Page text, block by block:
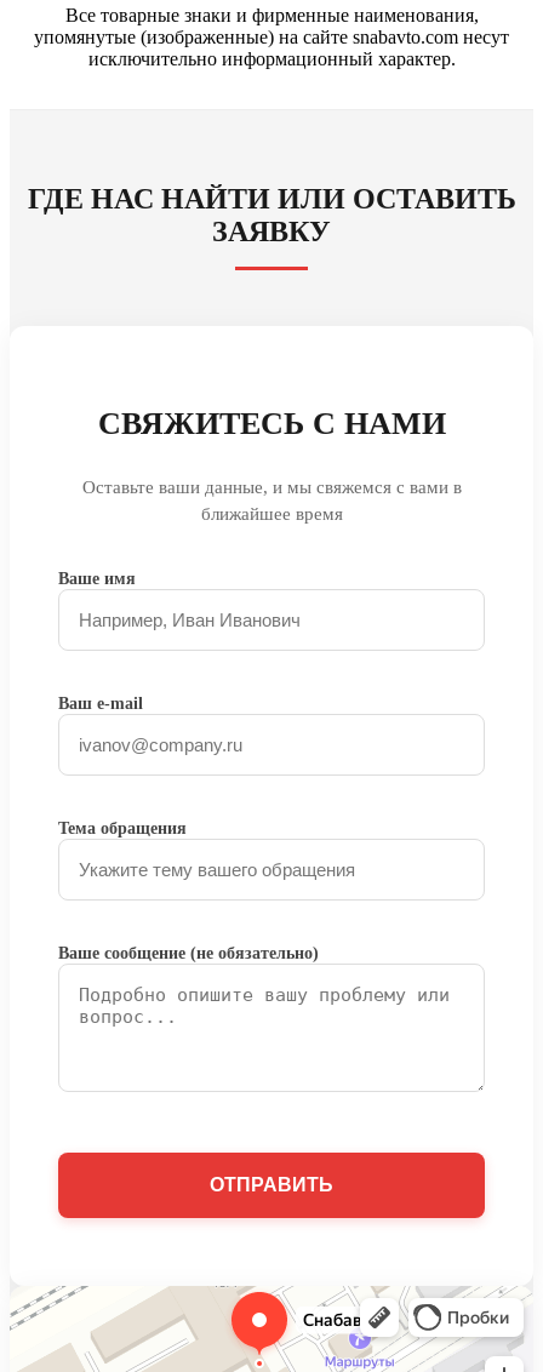
Все товарные знаки и фирменные наименования,
упомянутые (изображенные) на сайте snabavto.com несут
исключительно информационный характер.
ГДЕ НАС НАЙТИ ИЛИ ОСТАВИТЬ
ЗАЯВКУ
СВЯЖИТЕСЬ С НАМИ
Оставьте ваши данные, и мы свяжемся с вами в
ближайшее время
Ваше имя
Ваш e-mail
Тема обращения
Ваше сообщение (не обязательно)